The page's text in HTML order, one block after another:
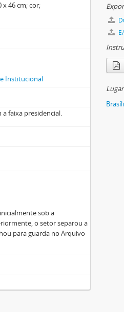
x 46 cm; cor;
Institucional
a faixa presidencial.
sob a
o setor separou a
para guarda no Arquivo